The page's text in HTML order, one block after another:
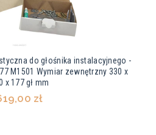
do głośnika instalacyjnego -
M1501 Wymiar zewnętrzny 330 x
x 177 gł mm
zł